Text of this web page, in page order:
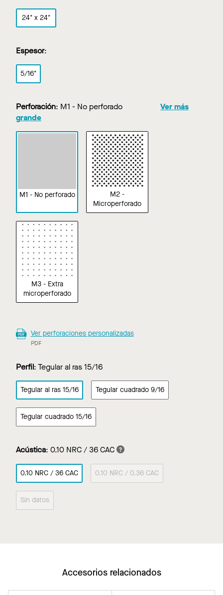
24" x 24"
Espesor:
5/16"
Perforación: M1 - No perforado
Ver más
grande
M1 - No perforado
M2 -
Microperforado
M3 - Extra
microperforado
Ver perforaciones personalizadas
PDF
Perfil:Tegular al ras 15/16
Tegular al ras 15/16 Tegular cuadrado 9/16
Tegular cuadrado 15/16
Acústica: 0.10 NRC / 36 CAC
0.10 NRC / 36 CAC 0.10 NRC / 0.36 CAC
Sin datos
Accesorios relacionados